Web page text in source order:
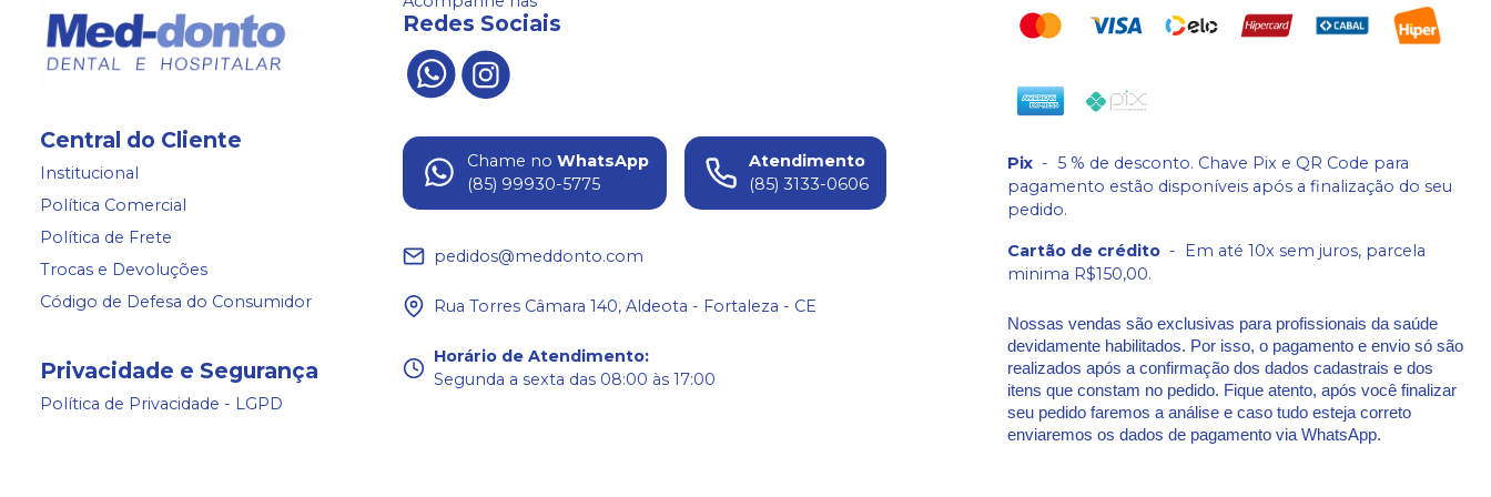
Central do Cliente
Institucional
Política Comercial
Política de Frete
Trocas e Devoluções
Código de Defesa do Consumidor
Privacidade e Segurança
Política de Privacidade - LGPD
Redes Sociais
Chame no WhatsApp
(85) 99930-5775
Atendimento
(85) 3133-0606
pedidos@meddonto.com
Rua Torres Câmara 140, Aldeota - Fortaleza - CE
Horário de Atendimento:
Segunda a sexta das 08:00 às 17:00
Pix - 5 % de desconto. Chave Pix e QR Code para
pagamento estão disponíveis após a finalização do seu
pedido.
Cartão de crédito - Em até 10x sem juros, parcela
minima R$150,00.
Nossas vendas são exclusivas para profissionais da saúde
devidamente habilitados. Por isso, o pagamento e envio só são
realizados após a confirmação dos dados cadastrais e dos
itens que constam no pedido. Fique atento, após você finalizar
seu pedido faremos a análise e caso tudo esteja correto
enviaremos os dados de pagamento via WhatsApp.